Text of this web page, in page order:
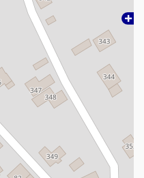
m2
mobil: 0903